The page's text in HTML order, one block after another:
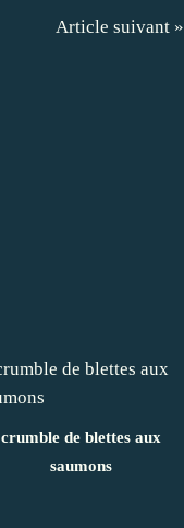
Article suivant »
crumble de blettes aux
saumons